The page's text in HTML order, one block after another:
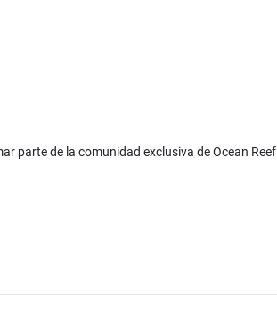
parte de la comunidad exclusiva de Ocean Reef